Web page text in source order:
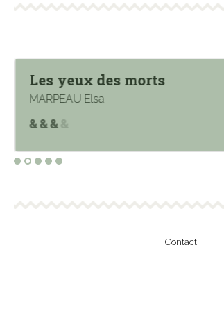
Les yeux des morts
MARPEAU Elsa
Contact